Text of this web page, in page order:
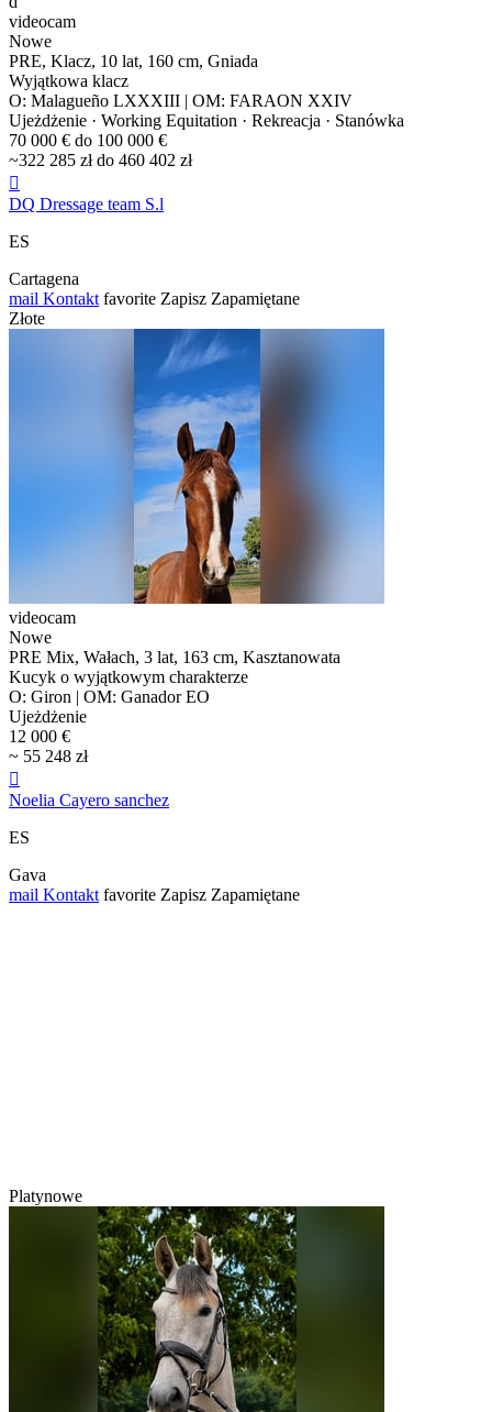
videocam
Nowe
PRE, Klacz, 10 lat, 160 cm, Gniada
Wyjątkowa klacz
O: Malagueño LXXXIII | OM: FARAON XXIV
Ujeżdżenie · Working Equitation · Rekreacja · Stanówka
70 000 € do 100 000 €
~322 285 zł do 460 402 zł

DQ Dressage team S.l
ES
Cartagena
mail Kontakt favorite Zapisz Zapamiętane
Złote
videocam
Nowe
PRE Mix, Wałach, 3 lat, 163 cm, Kasztanowata
Kucyk o wyjątkowym charakterze
O: Giron | OM: Ganador EO
Ujeżdżenie
12 000 €
~ 55 248 zł

Noelia Cayero sanchez
ES
Gava
mail Kontakt favorite Zapisz Zapamiętane
Platynowe